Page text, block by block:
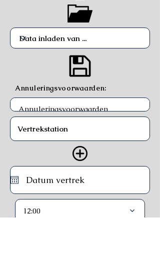
Annuleringsvoorwaarden:
12:00